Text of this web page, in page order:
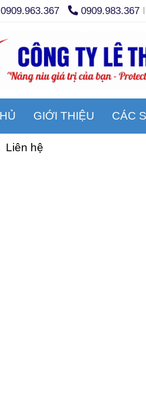
0909.963.367 0909.983.367
GIỚI THIỆU CÁC
Liên hệ